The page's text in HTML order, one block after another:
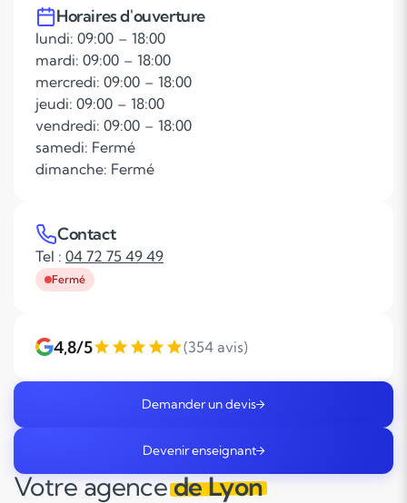
Votre agencede Lyon
Horaires d'ouverture
lundi: 09:00 – 18:00
mardi: 09:00 – 18:00
mercredi: 09:00 – 18:00
jeudi: 09:00 – 18:00
vendredi: 09:00 – 18:00
samedi: Fermé
dimanche: Fermé
Contact
Tel : 04 72 75 49 49
Fermé
4,8/5 (354 avis)
Demander un devis
Devenir enseignant